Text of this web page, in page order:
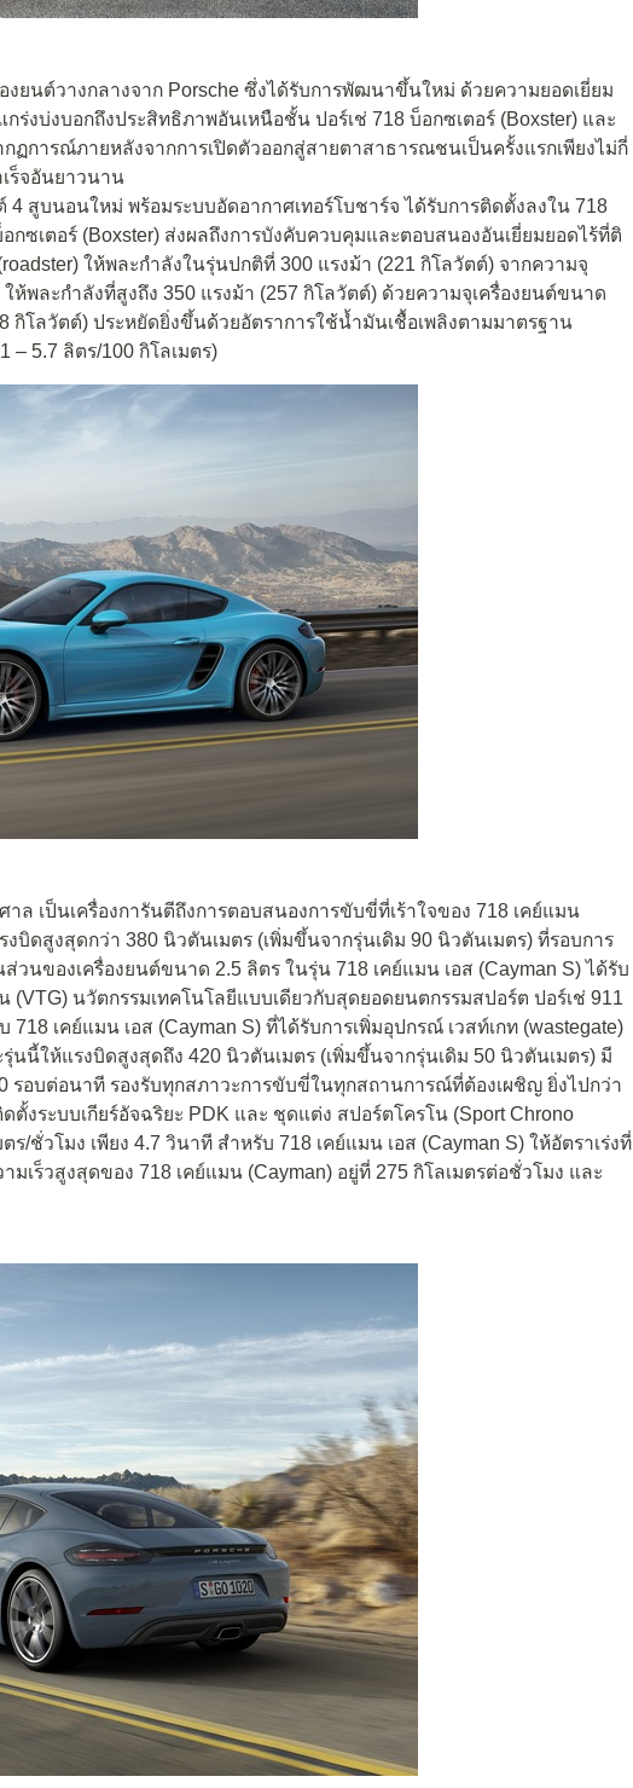
งยนต์วางกลางจาก Porsche ซึ่งได้รับการพัฒนาขึ้นใหม่ ด้วยความยอดเยี่ยม
งบ่งบอกถึงประสิทธิภาพอันเหนือชั้น ปอร์เช่ 718 บ็อกซเตอร์ (Boxster) และ
กฏการณ์ภายหลังจากการเปิดตัวออกสู่สายตาสาธารณชนเป็นครั้งแรกเพียงไม่กี่
ร็จอันยาวนาน
4 สูบนอนใหม่ พร้อมระบบอัดอากาศเทอร์โบชาร์จ ได้รับการติดตั้งลงใน 718
กซเตอร์ (Boxster) ส่งผลถึงการบังคับควบคุมและตอบสนองอันเยี่ยมยอดไร้ที่ติ
ให้พละกำลังในรุ่นปกติที่ 300 แรงม้า (221 กิโลวัตต์) จากความจุ
ห้พละกำลังที่สูงถึง 350 แรงม้า (257 กิโลวัตต์) ด้วยความจุเครื่องยนต์ขนาด
กิโลวัตต์) ประหยัดยิ่งขึ้นด้วยอัตราการใช้น้ำมันเชื้อเพลิงตามมาตรฐาน
– 5.7 ลิตร/100 กิโลเมตร)
ล เป็นเครื่องการันตีถึงการตอบสนองการขับขี่ที่เร้าใจของ 718 เคย์แมน
บิดสูงสุดกว่า 380 นิวตันเมตร (เพิ่มขึ้นจากรุ่นเดิม 90 นิวตันเมตร) ที่รอบการ
วนของเครื่องยนต์ขนาด 2.5 ลิตร ในรุ่น 718 เคย์แมน เอส (Cayman S) ได้รับ
(VTG) นวัตกรรมเทคโนโลยีแบบเดียวกับสุดยอดยนตกรรมสปอร์ต ปอร์เช่ 911
718 เคย์แมน เอส (Cayman S) ที่ได้รับการเพิ่มอุปกรณ์ เวสท์เกท (wastegate)
นนี้ให้แรงบิดสูงสุดถึง 420 นิวตันเมตร (เพิ่มขึ้นจากรุ่นเดิม 50 นิวตันเมตร) มี
รอบต่อนาที รองรับทุกสภาวะการขับขี่ในทุกสถานการณ์ที่ต้องเผชิญ ยิ่งไปกว่า
ตั้งระบบเกียร์อัจฉริยะ PDK และ ชุดแต่ง สปอร์ตโครโน (Sport Chrono
ร/ชั่วโมง เพียง 4.7 วินาที สำหรับ 718 เคย์แมน เอส (Cayman S) ให้อัตราเร่งที่
มเร็วสูงสุดของ 718 เคย์แมน (Cayman) อยู่ที่ 275 กิโลเมตรต่อชั่วโมง และ